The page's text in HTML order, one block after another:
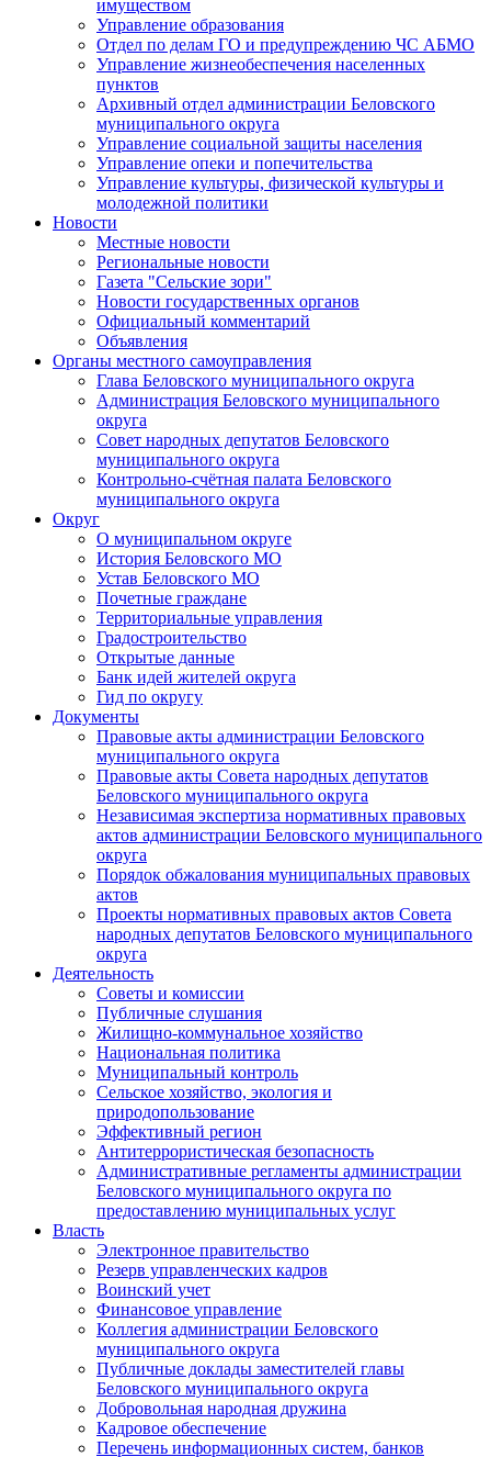
имуществом
Управление образования
Отдел по делам ГО и предупреждению ЧС АБМО
Управление жизнеобеспечения населенных
пунктов
Архивный отдел администрации Беловского
муниципального округа
Управление социальной защиты населения
Управление опеки и попечительства
Управление культуры, физической культуры и
молодежной политики
Новости
Местные новости
Региональные новости
Газета "Сельские зори"
Новости государственных органов
Официальный комментарий
Объявления
Органы местного самоуправления
Глава Беловского муниципального округа
Администрация Беловского муниципального
округа
Совет народных депутатов Беловского
муниципального округа
Контрольно-счётная палата Беловского
муниципального округа
Округ
О муниципальном округе
История Беловского МО
Устав Беловского МО
Почетные граждане
Территориальные управления
Градостроительство
Открытые данные
Банк идей жителей округа
Гид по округу
Документы
Правовые акты администрации Беловского
муниципального округа
Правовые акты Совета народных депутатов
Беловского муниципального округа
Независимая экспертиза нормативных правовых
актов администрации Беловского муниципального
округа
Порядок обжалования муниципальных правовых
актов
Проекты нормативных правовых актов Совета
народных депутатов Беловского муниципального
округа
Деятельность
Советы и комиссии
Публичные слушания
Жилищно-коммунальное хозяйство
Национальная политика
Муниципальный контроль
Сельское хозяйство, экология и
природопользование
Эффективный регион
Антитеррористическая безопасность
Административные регламенты администрации
Беловского муниципального округа по
предоставлению муниципальных услуг
Власть
Электронное правительство
Резерв управленческих кадров
Воинский учет
Финансовое управление
Коллегия администрации Беловского
муниципального округа
Публичные доклады заместителей главы
Беловского муниципального округа
Добровольная народная дружина
Кадровое обеспечение
Перечень информационных систем, банков